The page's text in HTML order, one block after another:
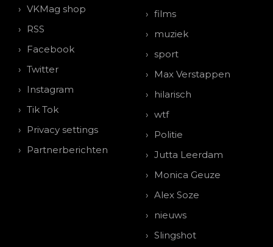
VKMag shop
RSS
Facebook
Twitter
Instagram
Tik Tok
Privacy settings
Partnerberichten
films
muziek
sport
Max Verstappen
hilarisch
wtf
Politie
Jutta Leerdam
Monica Geuze
Alex Soze
nieuws
Slingshot